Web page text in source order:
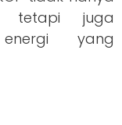
tetapi juga
yang